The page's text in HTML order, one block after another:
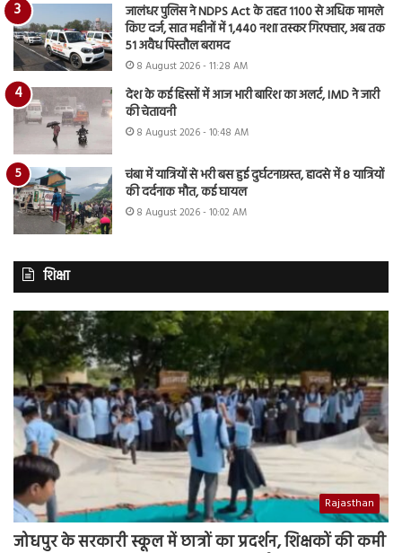
जालंधर पुलिस ने NDPS Act के तहत 1100 से अधिक मामले
किए दर्ज, सात महीनों में 1,440 नशा तस्कर गिरफ्तार, अब तक
51 अवैध पिस्तौल बरामद
8 August 2026 - 11:28 AM
देश के कई हिस्सों में आज भारी बारिश का अलर्ट, IMD ने जारी
की चेतावनी
8 August 2026 - 10:48 AM
चंबा में यात्रियों से भरी बस हुई दुर्घटनाग्रस्त, हादसे में 8 यात्रियों
की दर्दनाक मौत, कई घायल
8 August 2026 - 10:02 AM
शिक्षा
Rajasthan
जोधपुर के सरकारी स्कूल में छात्रों का प्रदर्शन, शिक्षकों की कमी